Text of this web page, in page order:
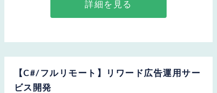
詳細を見る
【C#/フルリモート】リワード広告運用サー
ビス開発